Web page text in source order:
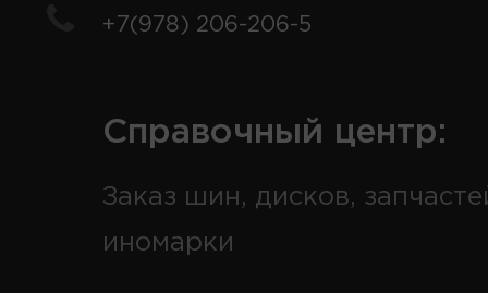
+7(978) 206-206-5
Справочный центр:
Заказ шин, дисков,
иномарки